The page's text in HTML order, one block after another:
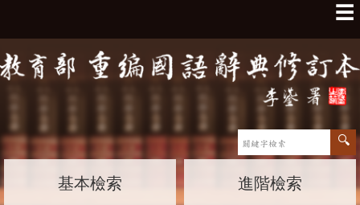
☰
基本檢索 進階檢索